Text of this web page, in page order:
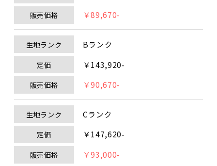
販売価格 ￥89,670-
生地ランク Bランク
定価 ￥143,920-
販売価格 ￥90,670-
生地ランク Cランク
定価 ￥147,620-
販売価格 ￥93,000-